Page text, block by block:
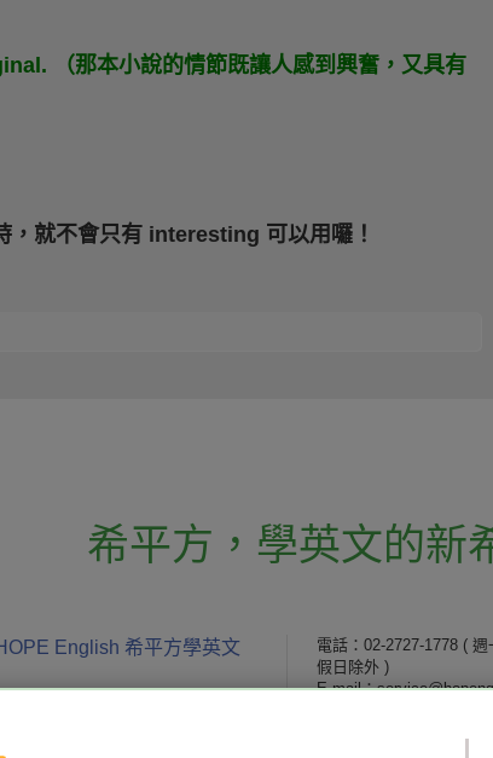
（那本小說的情節既讓人感到興奮，又具有
，就不會只有 interesting 可以用囉！
希平方 ， 學英文的新
English 希平方學英文 電話：02-2727-1778 ( 週
假日除外 )
E-mail：